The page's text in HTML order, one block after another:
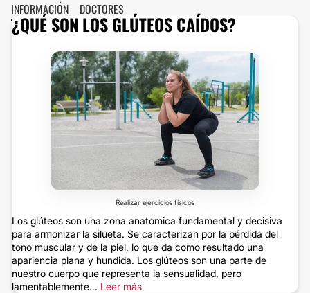
INFORMACIÓN DOCTORES
¿QUÉ SON LOS GLÚTEOS CAÍDOS?
Realizar ejercicios físicos
Los glúteos son una zona anatómica fundamental y decisiva
para armonizar la silueta. Se caracterizan por la pérdida del
tono muscular y de la piel, lo que da como resultado una
apariencia plana y hundida. Los glúteos son una parte de
nuestro cuerpo que representa la sensualidad, pero
lamentablemente... Leer más